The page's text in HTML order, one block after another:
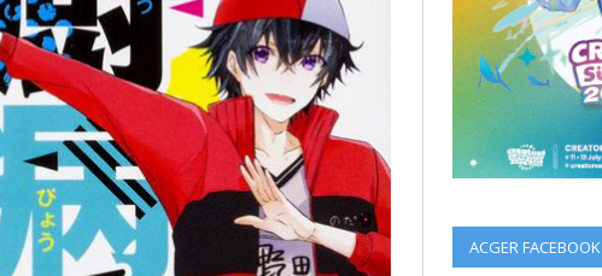
ACGER FACEBOOK